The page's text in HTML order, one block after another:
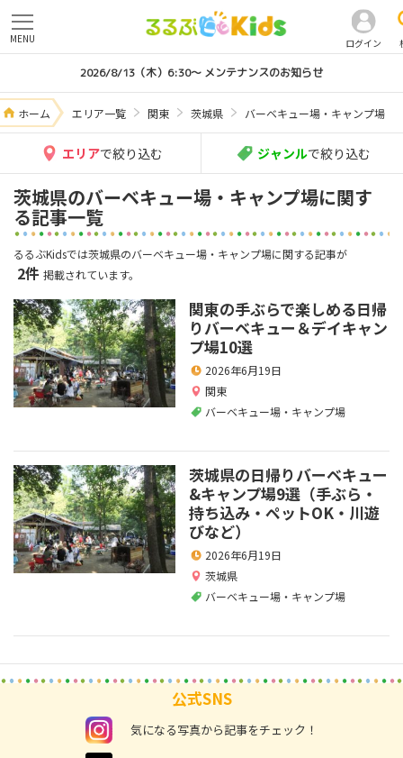
ログイン
MENU
2026/8/13（木）6:30～ メンテナンスのお知らせ
ホーム エリア一覧 関東 茨城県 バーベキュー場・キャンプ場
エリアで絞り込む ジャンルで絞り込む
茨城県のバーベキュー場・キャンプ場に関す
る記事一覧
るるぶKidsでは茨城県のバーベキュー場・キャンプ場に関する記事が
2件 掲載されています。
関東の手ぶらで楽しめる日帰
りバーベキュー＆デイキャン
プ場10選
2026年6月19日
関東
バーベキュー場・キャンプ場
茨城県の日帰りバーベキュー
&キャンプ場9選（手ぶら・
持ち込み・ペットOK・川遊
びなど）
2026年6月19日
茨城県
バーベキュー場・キャンプ場
公式SNS
instagram 気になる写真から記事をチェック！